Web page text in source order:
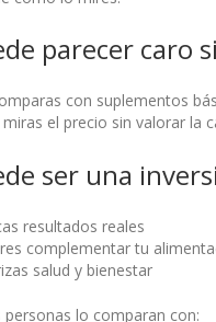
parecer caro
con suplementos
miras el precio sin valorar la
ser una
resultados reales
complementar tu
salud y bienestar
personas lo comparan con: